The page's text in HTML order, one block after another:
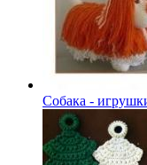
Собака -